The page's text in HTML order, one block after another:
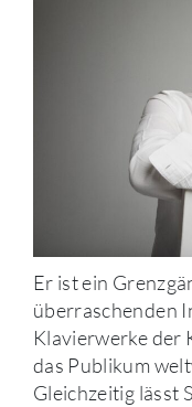
Er ist ein
überraschenden
Klavierwerke der
das Publikum
Gleichzeitig lässt